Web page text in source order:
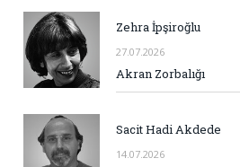
Zehra İpşiroğlu
27.07.2026
Akran Zorbalığı
Sacit Hadi Akdede
14.07.2026